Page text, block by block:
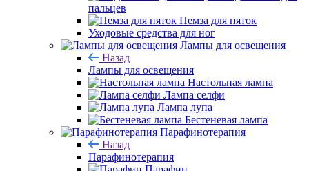
пальцев
Пемза для пяток
Уходовые средства для ног
Лампы для освещения
Назад
Лампы для освещения
Настольная лампа
Лампа селфи
Лампа лупа
Бестеневая лампа
Парафинотерапия
Назад
Парафинотерапия